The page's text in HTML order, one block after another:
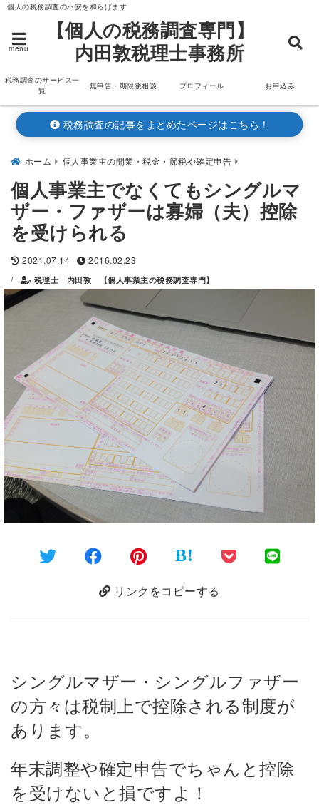
個人の税務調査の不安を和らげます
menu
【個人の税務調査専門】
内田敦税理士事務所
税務調査のサービス一
覧
無申告・期限後相談 プロフィール お申込み
税務調査の記事をまとめたページはこちら！
ホーム 個人事業主の開業・税金・節税や確定申告
個人事業主でなくてもシングルマ
ザー・ファザーは寡婦（夫）控除
を受けられる
2021.07.14
2016.02.23
/
税理士 内田敦 【個人事業主の税務調査専門】
B!
リンクをコピーする
シングルマザー・シングルファザー
の方々は税制上で控除される制度が
あります。
年末調整や確定申告でちゃんと控除
を受けないと損ですよ！